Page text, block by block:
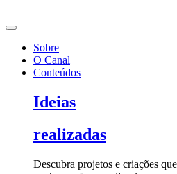
para
conteúdoSobre
O Canal
Conteúdos
Ideias
realizadas
Descubra projetos e criações